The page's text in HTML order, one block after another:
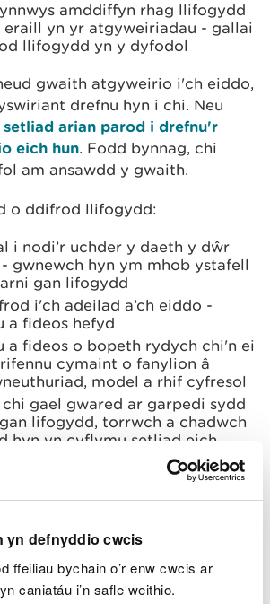
yn defnyddio cwcis
ffeiliau bychain o’r enw cwcis ar
caniatáu i’n safle weithio.
amddiffyn rhag llifogydd
eraill yn yr atgyweiriadau - gallai
llifogydd yn y dyfodol
gwaith atgyweirio i'ch eiddo,
drefnu hyn i chi. Neu
setliad arian parod i drefnu'r
eich hun. Fodd bynnag, chi
am ansawdd y gwaith.
o ddifrod llifogydd:
i nodi’r uchder y daeth y dŵr
gwnewch hyn ym mhob ystafell
gan lifogydd
i'ch adeilad a’ch eiddo -
a fideos hefyd
a fideos o bopeth rydych chi'n ei
cymaint o fanylion â
model a rhif cyfresol
chi gael gwared ar garpedi sydd
lifogydd, torrwch a chadwch
hyn yn cyflymu setliad eich
dim i ffwrdd nes y dywedir
bwyd wedi'i ddifetha)
diogelu rhag colli nwyddau
restr o'r holl fwydydd rydych